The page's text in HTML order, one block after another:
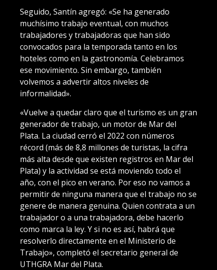
Seguido, Santín agregó: «Se ha generado
muchísimo trabajo eventual, con muchos
trabajadores y trabajadoras que han sido
convocados para la temporada tanto en los
hoteles como en la gastronomía. Celebramos
ese movimiento. Sin embargo, también
volvemos a advertir altos niveles de
informalidad».
«Vuelve a quedar claro que el turismo es un gran
generador de trabajo, un motor de Mar del
Plata. La ciudad cerró el 2022 con números
récord (más de 8,8 millones de turistas, la cifra
más alta desde que existen registros en Mar del
Plata) y la actividad se está moviendo todo el
año, con el pico en verano. Por eso no vamos a
permitir de ninguna manera que el trabajo no se
genere de manera genuina. Quien contrata a un
trabajador o a una trabajadora, debe hacerlo
como marca la ley. Y si no es así, habrá que
resolverlo directamente en el Ministerio de
Trabajo», completó el secretario general de
UTHGRA Mar del Plata.